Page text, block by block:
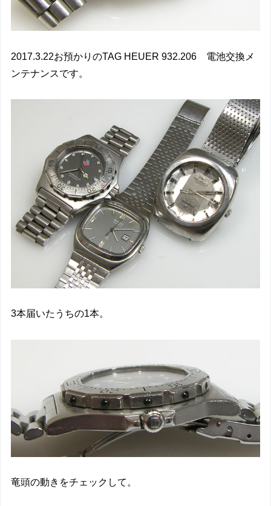
2017.3.22お預かりのTAG HEUER 932.206 電池交換メ
ンテナンスです。
3本届いたうちの1本。
竜頭の動きをチェックして。